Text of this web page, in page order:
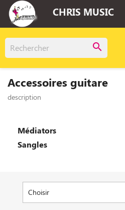
CHRIS MUSIC
search
Accessoires guitare
description
Médiators
Sangles
Choisir